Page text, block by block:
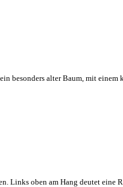
besonders alter Baum, mit einem
oben am Hang deutet eine